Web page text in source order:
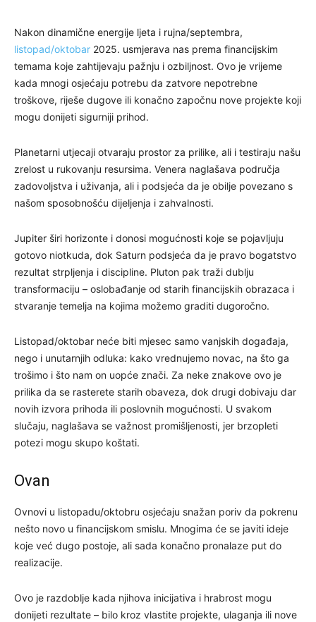
Nakon dinamične energije ljeta i rujna/septembra,
listopad/oktobar 2025. usmjerava nas prema financijskim
temama koje zahtijevaju pažnju i ozbiljnost. Ovo je vrijeme
kada mnogi osjećaju potrebu da zatvore nepotrebne
troškove, riješe dugove ili konačno započnu nove projekte koji
mogu donijeti sigurniji prihod.
Planetarni utjecaji otvaraju prostor za prilike, ali i testiraju našu
zrelost u rukovanju resursima. Venera naglašava područja
zadovoljstva i uživanja, ali i podsjeća da je obilje povezano s
našom sposobnošću dijeljenja i zahvalnosti.
Jupiter širi horizonte i donosi mogućnosti koje se pojavljuju
gotovo niotkuda, dok Saturn podsjeća da je pravo bogatstvo
rezultat strpljenja i discipline. Pluton pak traži dublju
transformaciju – oslobađanje od starih financijskih obrazaca i
stvaranje temelja na kojima možemo graditi dugoročno.
Listopad/oktobar neće biti mjesec samo vanjskih događaja,
nego i unutarnjih odluka: kako vrednujemo novac, na što ga
trošimo i što nam on uopće znači. Za neke znakove ovo je
prilika da se rasterete starih obaveza, dok drugi dobivaju dar
novih izvora prihoda ili poslovnih mogućnosti. U svakom
slučaju, naglašava se važnost promišljenosti, jer brzopleti
potezi mogu skupo koštati.
Ovan
Ovnovi u listopadu/oktobru osjećaju snažan poriv da pokrenu
nešto novo u financijskom smislu. Mnogima će se javiti ideje
koje već dugo postoje, ali sada konačno pronalaze put do
realizacije.
Ovo je razdoblje kada njihova inicijativa i hrabrost mogu
donijeti rezultate – bilo kroz vlastite projekte, ulaganja ili nove